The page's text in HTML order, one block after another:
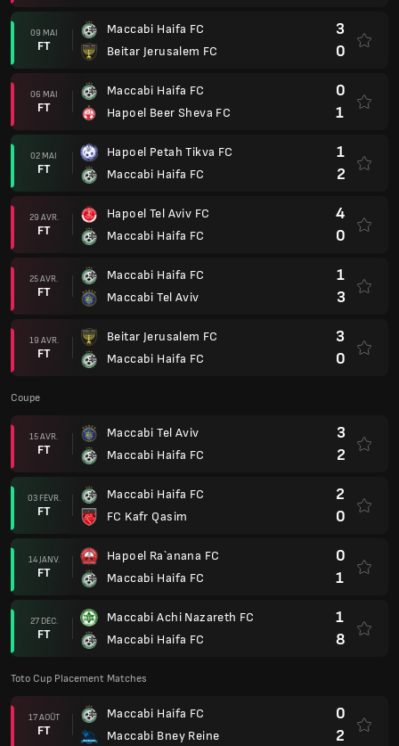
09 MAI
FT
Maccabi Haifa FC
Beitar Jerusalem FC
3
0
06 MAI
FT
Maccabi Haifa FC
Hapoel Beer Sheva FC
0
1
02 MAI
FT
Hapoel Petah Tikva FC
Maccabi Haifa FC
1
2
29 AVR.
FT
Hapoel Tel Aviv FC
Maccabi Haifa FC
4
0
25 AVR.
FT
Maccabi Haifa FC
Maccabi Tel Aviv
1
3
19 AVR.
FT
Beitar Jerusalem FC
Maccabi Haifa FC
3
0
Coupe
15 AVR.
FT
Maccabi Tel Aviv
Maccabi Haifa FC
3
2
03 FÉVR.
FT
Maccabi Haifa FC
FC Kafr Qasim
2
0
14 JANV.
FT
Hapoel Ra`anana FC
Maccabi Haifa FC
0
1
27 DÉC.
FT
Maccabi Achi Nazareth FC
Maccabi Haifa FC
1
8
Toto Cup Placement Matches
17 AOÛT
FT
Maccabi Haifa FC
Maccabi Bney Reine
0
2